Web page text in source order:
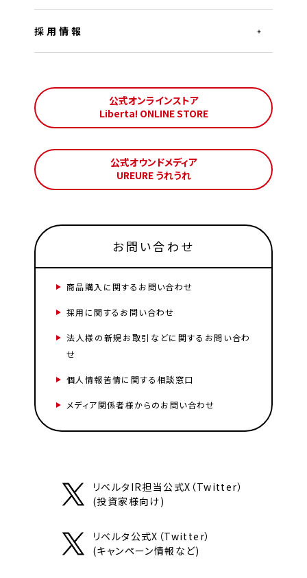
採用情報
公式オンラインストア
Liberta! ONLINE STORE
公式オウンドメディア
UREURE うれうれ
お問い合わせ
商品購入に関するお問い合わせ
採用に関するお問い合わせ
法人様の新規お取引などに関するお問い合わ
せ
個人情報苦情に関する相談窓口
メディア関係者様からのお問い合わせ
リベルタIR担当公式X（Twitter）
(投資家様向け)
リベルタ公式X（Twitter）
(キャンペーン情報など)